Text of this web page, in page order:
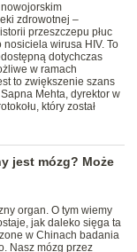
zdrowotnej –
przeszczepu płuc
wirusa HIV. To
dotychczas
w ramach
to zwiększenie szans
Mehta, dyrektor w
który został
jest mózg? Może
organ. O tym wiemy
jak daleko sięga ta
w Chinach badania
Nasz mózg przez